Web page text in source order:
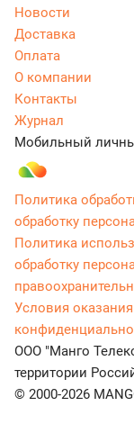
Новости
Доставка
Оплата
О компании
Контакты
Журнал
Мобильный
Политика
обработку
Политика
обработку
Условия оказания
ООО "Манго
территории
© 2000-2026